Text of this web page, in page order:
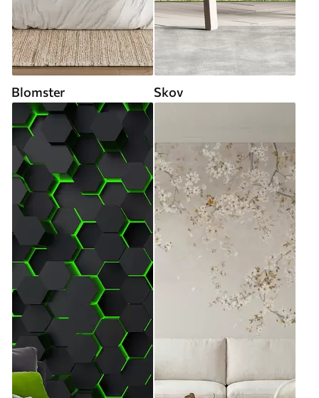
Blomster Skov